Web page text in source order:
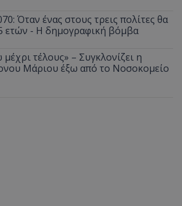
Όταν ένας στους τρεις πολίτες θα
ετών - Η δημογραφική βόμβα
τέλους» – Συγκλονίζει η
Μάριου έξω από το Νοσοκομείο